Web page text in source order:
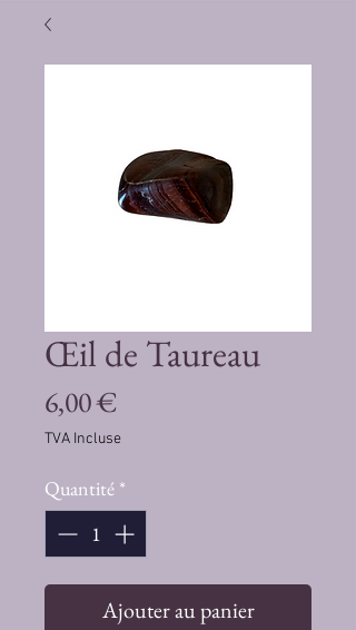
Œil de Taureau
6,00 €Prix
TVA Incluse
Quantité *
Ajouter au panier